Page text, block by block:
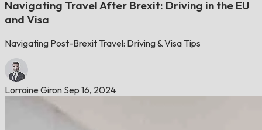
Navigating Travel After Brexit: Driving in the EU
and Visa
Navigating Post-Brexit Travel: Driving & Visa Tips
Lorraine Giron Sep 16, 2024